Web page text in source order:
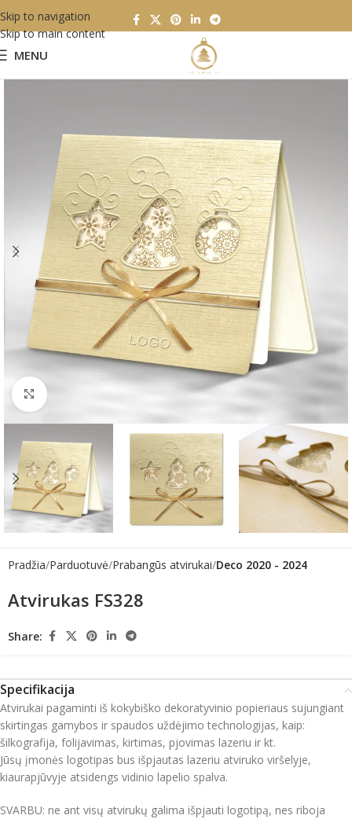
Skip to navigation
Skip to main content
MENU
Click to enlarge
Pradžia Parduotuvė Prabangūs atvirukai Deco 2020 - 2024
Atvirukas FS328
Share:
Specifikacija
Atvirukai pagaminti iš kokybiško dekoratyvinio popieriaus sujungiant
skirtingas gamybos ir spaudos uždėjimo technologijas, kaip:
šilkografija, folijavimas, kirtimas, pjovimas lazeriu ir kt.
Jūsų įmonės logotipas bus išpjautas lazeriu atviruko viršelyje,
kiaurapjūvyje atsidengs vidinio lapelio spalva.
SVARBU: ne ant visų atvirukų galima išpjauti logotipą, nes riboja